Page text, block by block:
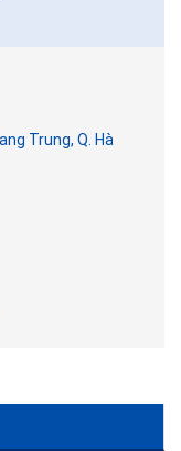
Trung, Q. Hà